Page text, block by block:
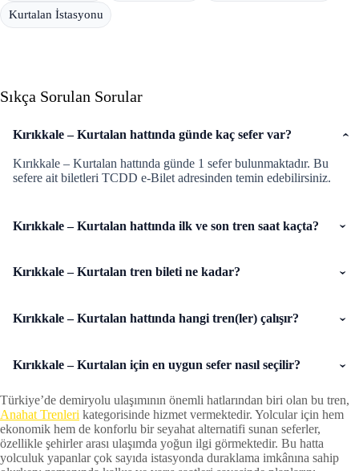
Kurtalan İstasyonu
Sıkça Sorulan Sorular
Kırıkkale – Kurtalan hattında günde kaç sefer var?
Kırıkkale – Kurtalan hattında günde 1 sefer bulunmaktadır. Bu
sefere ait biletleri TCDD e-Bilet adresinden temin edebilirsiniz.
Kırıkkale – Kurtalan hattında ilk ve son tren saat kaçta?
Kırıkkale – Kurtalan tren bileti ne kadar?
Kırıkkale – Kurtalan hattında hangi tren(ler) çalışır?
Kırıkkale – Kurtalan için en uygun sefer nasıl seçilir?
Türkiye’de demiryolu ulaşımının önemli hatlarından biri olan bu tren,
Anahat Trenleri kategorisinde hizmet vermektedir. Yolcular için hem
ekonomik hem de konforlu bir seyahat alternatifi sunan seferler,
özellikle şehirler arası ulaşımda yoğun ilgi görmektedir. Bu hatta
yolculuk yapanlar çok sayıda istasyonda duraklama imkânına sahip